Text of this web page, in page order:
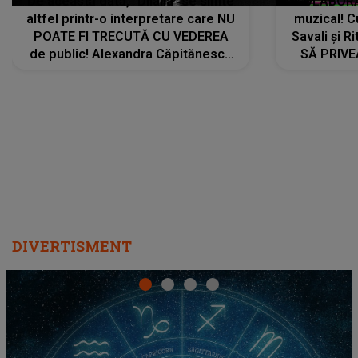
altfel printr-o interpretare care NU
POATE FI TRECUTĂ CU VEDEREA
de public! Alexandra Căpitănescu
muzical!
Savali și
SĂ
DIVERTISMENT